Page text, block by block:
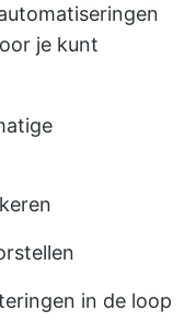
je kunt
in de loop